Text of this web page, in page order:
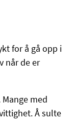
for å gå opp i
når de er
med
Å sulte